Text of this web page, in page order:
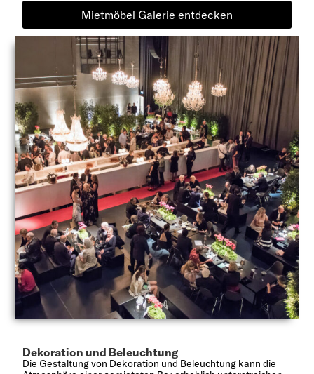
Mietmöbel Galerie entdecken
Dekoration und Beleuchtung
Die Gestaltung von Dekoration und Beleuchtung kann die